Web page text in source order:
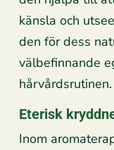
känsla och
den för dess
välbefinnande
hårvårdsrutinen.
Eterisk
Inom